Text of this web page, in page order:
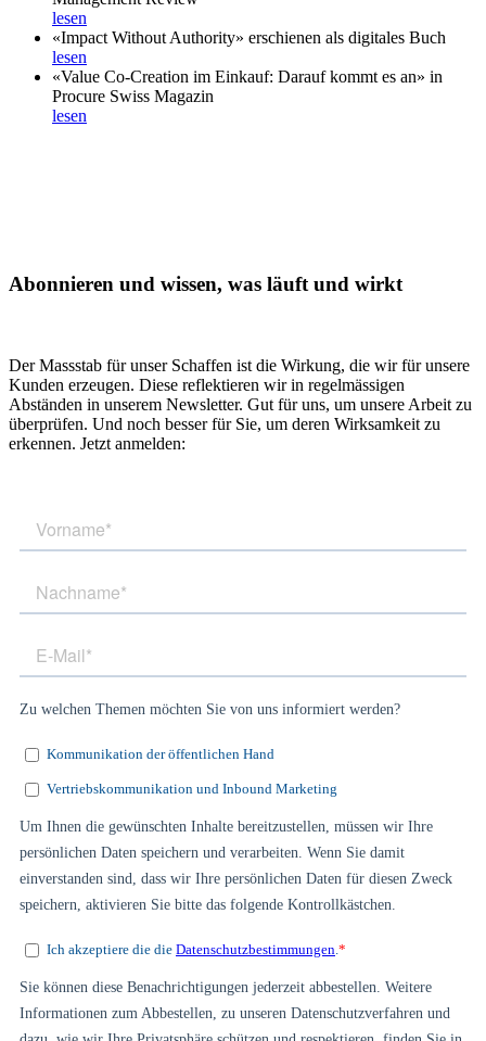
lesen
«Impact Without Authority» erschienen als digitales Buch
lesen
«Value Co-Creation im Einkauf: Darauf kommt es an» in
Procure Swiss Magazin
lesen
Abonnieren und wissen, was läuft und wirkt
Der Massstab für unser Schaffen ist die Wirkung, die wir für unsere
Kunden erzeugen. Diese reflektieren wir in regelmässigen
Abständen in unserem Newsletter. Gut für uns, um unsere Arbeit zu
überprüfen. Und noch besser für Sie, um deren Wirksamkeit zu
erkennen. Jetzt anmelden: